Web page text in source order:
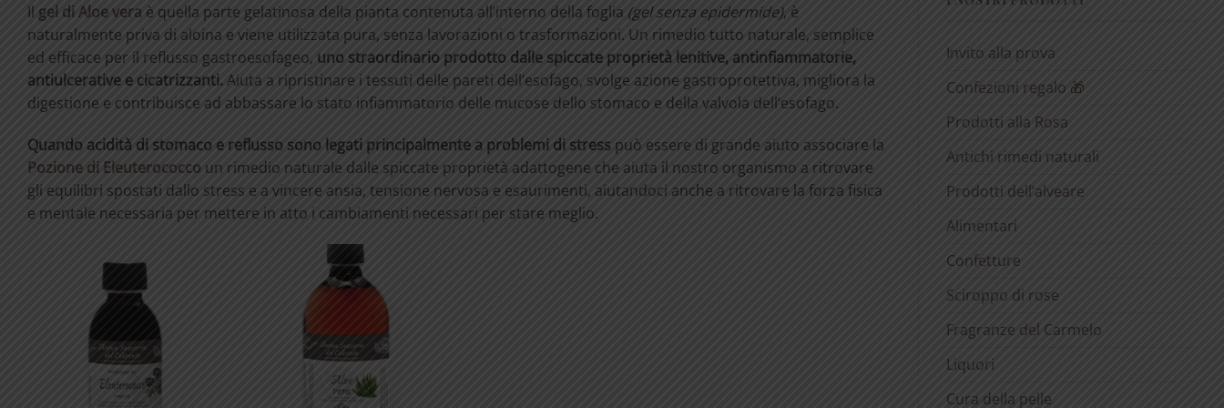
Il gel di Aloe vera è quella parte gelatinosa della pianta contenuta all’interno della foglia (gel senza epidermide), è
naturalmente priva di aloina e viene utilizzata pura, senza lavorazioni o trasformazioni. Un rimedio tutto naturale, semplice
ed efficace per il reflusso gastroesofageo, uno straordinario prodotto dalle spiccate proprietà lenitive, antinfiammatorie,
antiulcerative e cicatrizzanti.Aiuta a ripristinare i tessuti delle pareti dell’esofago, svolge azione gastroprotettiva, migliora la
digestione e contribuisce ad abbassare lo stato infiammatorio delle mucose dello stomaco e della valvola dell’esofago.
Quando acidità di stomaco e reflusso sono legati principalmente a problemi di stress può essere di grande aiuto associare la
Pozione di Eleuterococco un rimedio naturale dalle spiccate proprietà adattogene che aiuta il nostro organismo a ritrovare
gli equilibri spostati dallo stress e a vincere ansia, tensione nervosa e esaurimenti, aiutandoci anche a ritrovare la forza fisica
e mentale necessaria per mettere in atto i cambiamenti necessari per stare meglio.
Invito alla prova
Confezioni regalo 🎁
Prodotti alla Rosa
Antichi rimedi naturali
Prodotti dell’alveare
Alimentari
Confetture
Sciroppo di rose
Fragranze del Carmelo
Liquori
Cura della pelle